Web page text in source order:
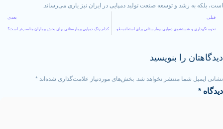
و توسعه صنعت تولید دمپایی در ایران نیز یاری می‌رساند.
نحوه نگهداری و شستشوی دمپایی بیمارستانی برای استفاده طولانی‌تر کدام رنگ دمپایی بیمارستانی برای بخش بیماران مناسب‌تر است؟
را بنویسید
منتشر نخواهد شد. بخش‌های موردنیاز علامت‌گذاری شده‌اند*